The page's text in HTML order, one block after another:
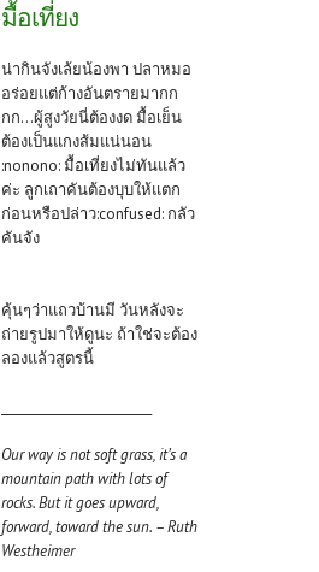
มื้อเที่ยง
น่ากินจังเล้ยน้องพา ปลาหมอ
อร่อยแต่ก้างอันตรายมากก
กก...ผู้สูงวัยนี่ต้องงด มื้อเย็น
ต้องเป็นแกงส้มแน่นอน
:nonono: มื้อเที่ยงไม่ทันแล้ว
ค่ะ ลูกเถาคันต้องบุบให้แตก
ก่อนหรือปล่าว:confused: กลัว
คันจัง
คุ้นๆว่าแถวบ้านมี วันหลังจะ
ถ่ายรูปมาให้ดูนะ ถ้าใช่จะต้อง
ลองแล้วสูตรนี้
Our way is not soft grass, it’s a
mountain path with lots of
rocks. But it goes upward,
forward, toward the sun. – Ruth
Westheimer